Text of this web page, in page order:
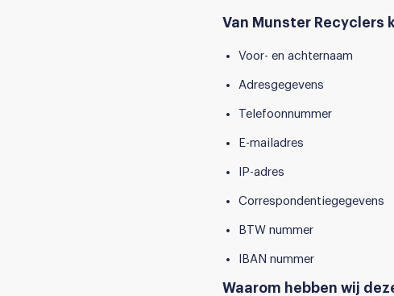
Van Munster Recyclers
Voor- en achternaam
Adresgegevens
Telefoonnummer
E-mailadres
IP-adres
Correspondentiegegevens
BTW nummer
IBAN nummer
Waarom hebben wij